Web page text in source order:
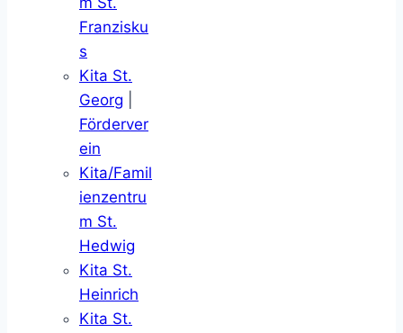
Franzisku
s
Kita St.
Georg
Förderver
ein
Kita/Famil
ienzentru
m St.
Hedwig
Kita St.
Heinrich
Kita St.